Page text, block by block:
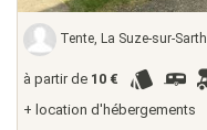
Tente, La Suze-sur-Sarthe - sarthe,
à partir de 10 €
+ location d'hébergements